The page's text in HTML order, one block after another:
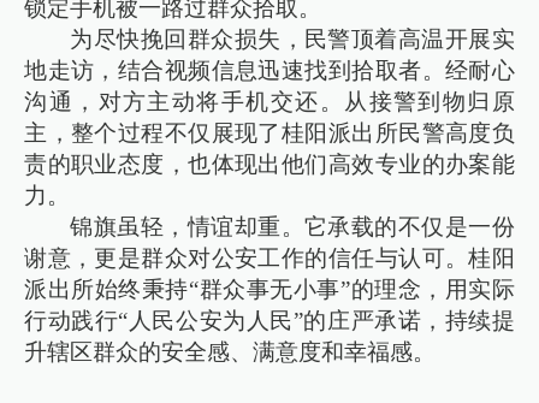
锁定手机被一路过群众拾取。
为尽快挽回群众损失，民警顶着高温开展实
地走访，结合视频信息迅速找到拾取者。经耐心
沟通，对方主动将手机交还。从接警到物归原
主，整个过程不仅展现了桂阳派出所民警高度负
责的职业态度，也体现出他们高效专业的办案能
力。
锦旗虽轻，情谊却重。它承载的不仅是一份
谢意，更是群众对公安工作的信任与认可。桂阳
派出所始终秉持“群众事无小事”的理念，用实际
行动践行“人民公安为人民”的庄严承诺，持续提
升辖区群众的安全感、满意度和幸福感。